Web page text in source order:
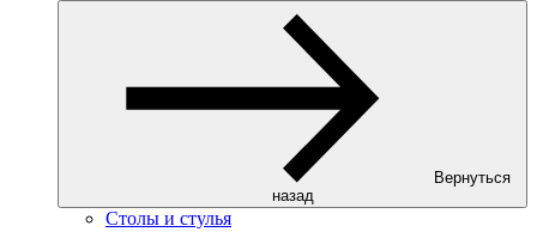
Вернуться
назад
Столы и стулья